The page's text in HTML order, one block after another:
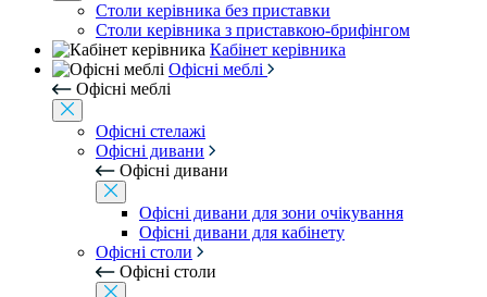
Столи керівника без приставки
Столи керівника з приставкою-брифінгом
Кабінет керівника
Офісні меблі
Офісні меблі
Офісні стелажі
Офісні дивани
Офісні дивани
Офісні дивани для зони очікування
Офісні дивани для кабінету
Офісні столи
Офісні столи